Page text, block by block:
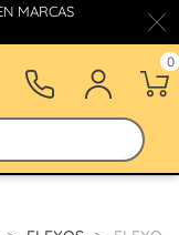
MARCAS
0